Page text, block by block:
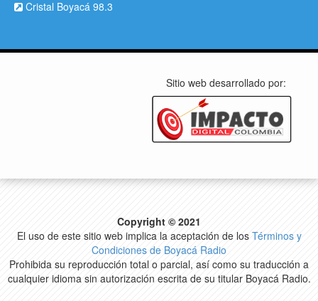
Cristal Boyacá 98.3
Sitio web desarrollado por:
Copyright © 2021
El uso de este sitio web implica la aceptación de los Términos y
Condiciones de Boyacá Radio
Prohibida su reproducción total o parcial, así como su traducción a
cualquier idioma sin autorización escrita de su titular Boyacá Radio.